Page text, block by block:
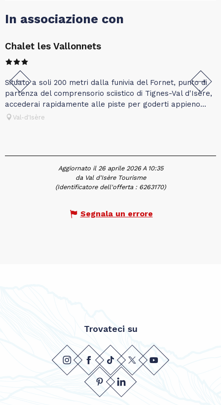
In associazione con
Chalet les Vallonnets
Situato a soli 200 metri dalla funivia del Fornet, punto di
partenza del comprensorio sciistico di Tignes-Val d'Isère,
accederai rapidamente alle piste per goderti appieno...
Val-d'Isère
Aggiornato il 26 aprile 2026 A 10:35
da Val d'Isère Tourisme
(Identificatore dell'offerta : 6263170)
Segnala un errore
Trovateci su